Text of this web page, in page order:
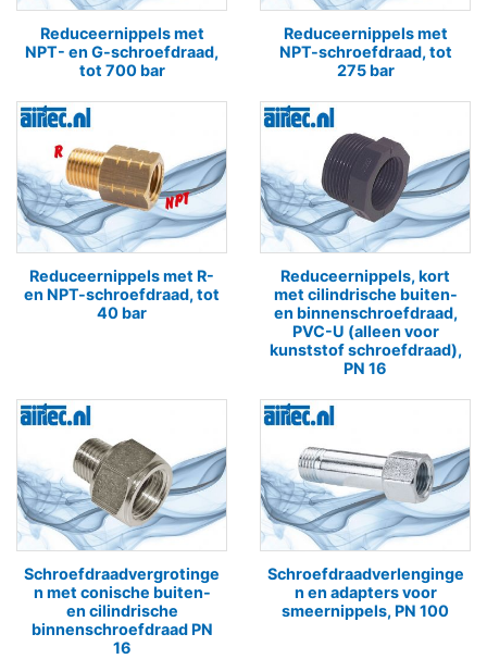
Reduceernippels met
NPT- en G-schroefdraad,
tot 700 bar
Reduceernippels met
NPT-schroefdraad, tot
275 bar
Reduceernippels met R-
en NPT-schroefdraad, tot
40 bar
Reduceernippels, kort
met cilindrische buiten-
en binnenschroefdraad,
PVC-U (alleen voor
kunststof schroefdraad),
PN 16
Schroefdraadvergrotinge
n met conische buiten-
en cilindrische
binnenschroefdraad PN
16
Schroefdraadverlenginge
n en adapters voor
smeernippels, PN 100